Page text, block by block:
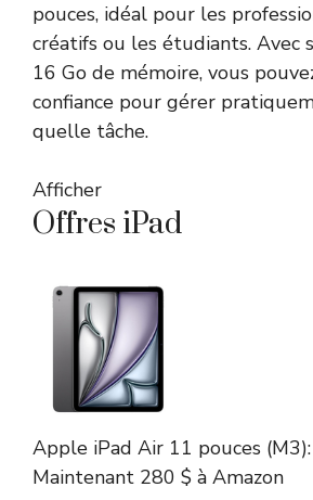
pouces, idéal pour les
créatifs ou les étudiants. Avec
16 Go de mémoire, vous
confiance pour gérer
quelle tâche.
Afficher
Offres iPad
Apple iPad Air 11 pouces (M3):
Maintenant 280 $ à Amazon